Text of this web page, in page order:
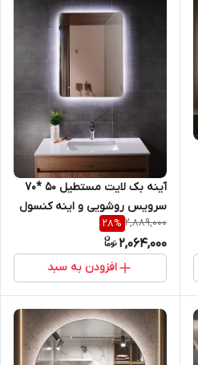
آینه بک لایت مستطیل 50 *70
سرویس روشویی و اینه کنسول
2,889,000
28%
2,064,000
افزودن به سبد